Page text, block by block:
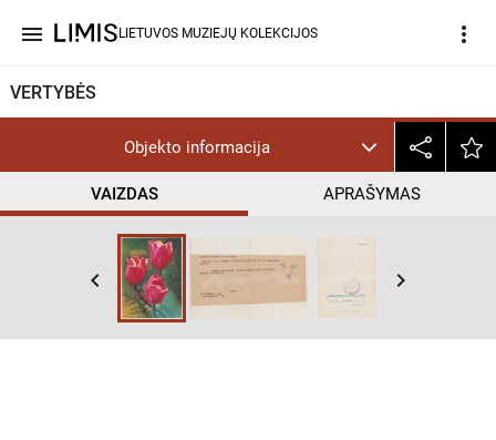
menu LIETUVOS MUZIEJŲ KOLEKCIJOS more_vert
VERTYBĖS
Objekto informacija
VAIZDAS APRAŠYMAS
keyboard_arrow_left keyboard_arrow_right